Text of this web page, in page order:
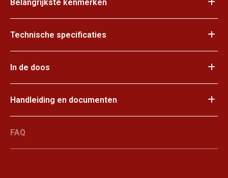
Belangrijkste kenmerken
Technische specificaties
In de doos
Handleiding en documenten
FAQ